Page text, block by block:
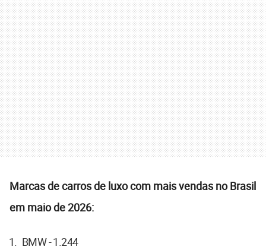
Marcas de carros de luxo com mais vendas no Brasil
em maio de 2026:
BMW - 1.244